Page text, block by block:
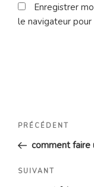
Enregistrer
le navigateur pour
Navigation
l’article
Article
précédent
PRÉCÉDENT
comment faire
Article
SUIVANT